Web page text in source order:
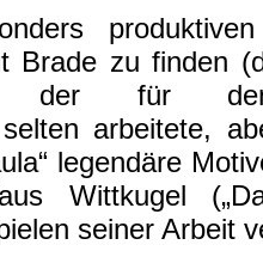
Brade zu finden
der für den
arbeitete,
legendäre
Wittkugel
seiner Arbeit